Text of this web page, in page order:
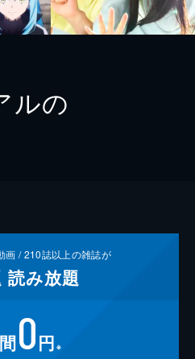
ルの
画 /210誌以上の雑誌が
読み放題
0円 ※